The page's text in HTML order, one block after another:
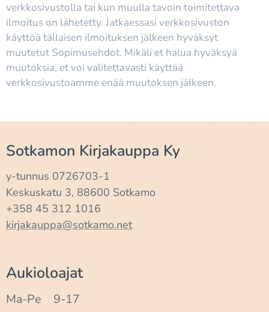
verkkosivustolla tai kun muulla tavoin toimitettava
ilmoitus on lähetetty. Jatkaessasi verkkosivuston
käyttöä tällaisen ilmoituksen jälkeen hyväksyt
muutetut Sopimusehdot. Mikäli et halua hyväksyä
muutoksia, et voi valitettavasti käyttää
verkkosivustoamme enää muutoksen jälkeen.
Sotkamon Kirjakauppa Ky
y-tunnus 0726703-1
Keskuskatu 3, 88600 Sotkamo
+358 45 312 1016
kirjakauppa@sotkamo.net
Aukioloajat
Ma-Pe 9-17